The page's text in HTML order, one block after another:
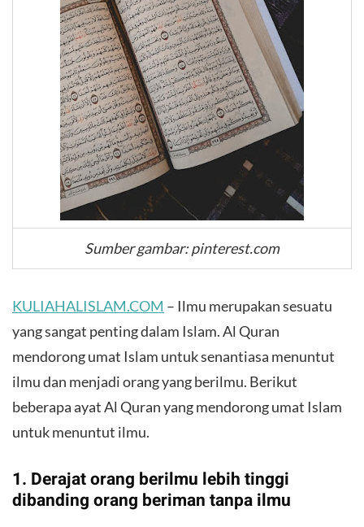
Sumber gambar: pinterest.com
KULIAHALISLAM.COM – Ilmu merupakan sesuatu
yang sangat penting dalam Islam. Al Quran
mendorong umat Islam untuk senantiasa menuntut
ilmu dan menjadi orang yang berilmu. Berikut
beberapa ayat Al Quran yang mendorong umat Islam
untuk menuntut ilmu.
1. Derajat orang berilmu lebih tinggi
dibanding orang beriman tanpa ilmu